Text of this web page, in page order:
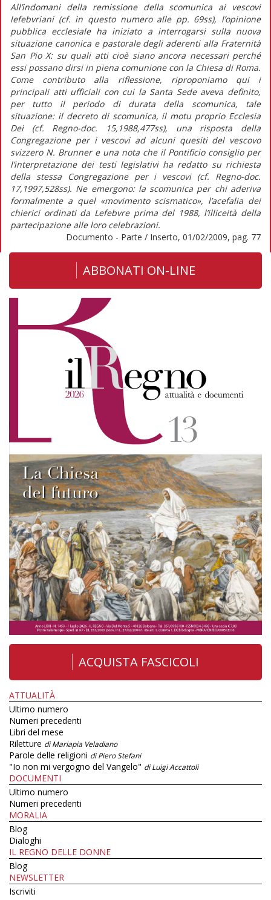
All’indomani della remissione della scomunica ai vescovi
lefebvriani (cf. in questo numero alle pp. 69ss), l’opinione
pubblica ecclesiale ha iniziato a interrogarsi sulla nuova
situazione canonica e pastorale degli aderenti alla Fraternità
San Pio X: su quali atti cioè siano ancora necessari perché
essi possano dirsi in piena comunione con la Chiesa di Roma.
Come contributo alla riflessione, riproponiamo qui i
principali atti ufficiali con cui la Santa Sede aveva definito,
per tutto il periodo di durata della scomunica, tale
situazione: il decreto di scomunica, il motu proprio Ecclesia
Dei (cf. Regno-doc. 15,1988,477ss), una risposta della
Congregazione per i vescovi ad alcuni quesiti del vescovo
svizzero N. Brunner e una nota che il Pontificio consiglio per
l’interpretazione dei testi legislativi ha redatto su richiesta
della stessa Congregazione per i vescovi (cf. Regno-doc.
17,1997,528ss). Ne emergono: la scomunica per chi aderiva
formalmente a quel «movimento scismatico», l’acefalia dei
chierici ordinati da Lefebvre prima del 1988, l’illiceità della
partecipazione alle loro celebrazioni.
Documento - Parte / Inserto, 01/02/2009, pag. 77
ABBONATI ON-LINE
ACQUISTA FASCICOLI
ATTUALITÀ
Ultimo numero
Numeri precedenti
Libri del mese
Riletture di Mariapia Veladiano
Parole delle religioni di Piero Stefani
"Io non mi vergogno del Vangelo" di Luigi Accattoli
DOCUMENTI
Ultimo numero
Numeri precedenti
MORALIA
Blog
Dialoghi
IL REGNO DELLE DONNE
Blog
NEWSLETTER
Iscriviti